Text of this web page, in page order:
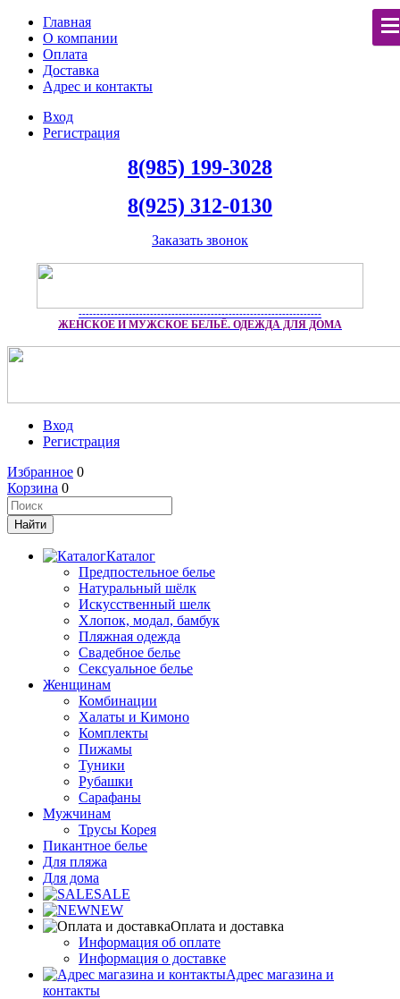
Главная
О компании
Оплата
Доставка
Адрес и контакты
Вход
Регистрация
8(985) 199-3028
8(925) 312-0130
Заказать звонок
--------------------------------------------------------------------
ЖЕНСКОЕ И МУЖСКОЕ БЕЛЬЁ. ОДЕЖДА ДЛЯ ДОМА
Вход
Регистрация
Избранное 0
Корзина 0
Каталог
Предпостельное белье
Натуральный шёлк
Искусственный шелк
Хлопок, модал, бамбук
Пляжная одежда
Свадебное белье
Сексуальное белье
Женщинам
Комбинации
Халаты и Кимоно
Комплекты
Пижамы
Туники
Рубашки
Сарафаны
Мужчинам
Трусы Корея
Пикантное белье
Для пляжа
Для дома
SALE
NEW
Оплата и доставка
Информация об оплате
Информация о доставке
Адрес магазина и
контакты